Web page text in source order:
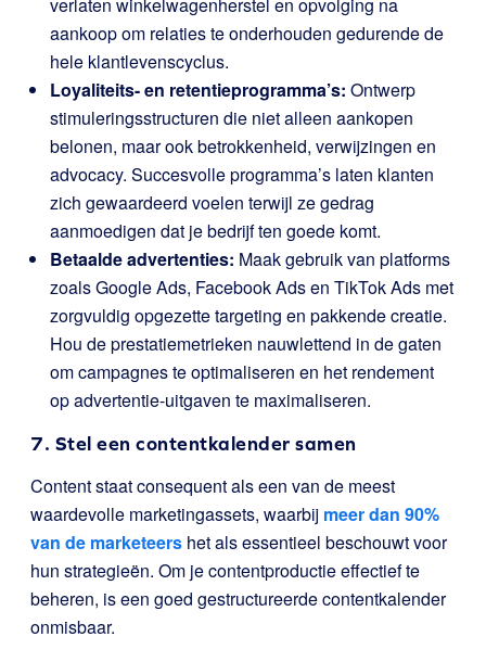
aankoop om relaties te onderhouden gedurende de
hele klantlevenscyclus.
Loyaliteits- en retentieprogramma’s: Ontwerp
stimuleringsstructuren die niet alleen aankopen
belonen, maar ook betrokkenheid, verwijzingen en
advocacy. Succesvolle programma’s laten klanten
zich gewaardeerd voelen terwijl ze gedrag
aanmoedigen dat je bedrijf ten goede komt.
Betaalde advertenties: Maak gebruik van platforms
zoals Google Ads, Facebook Ads en TikTok Ads met
zorgvuldig opgezette targeting en pakkende creatie.
Hou de prestatiemetrieken nauwlettend in de gaten
om campagnes te optimaliseren en het rendement
op advertentie-uitgaven te maximaliseren.
7. Stel een contentkalender samen
Content staat consequent als een van de meest
waardevolle marketingassets, waarbij meer dan 90%
van de marketeers het als essentieel beschouwt voor
hun strategieën. Om je contentproductie effectief te
beheren, is een goed gestructureerde contentkalender
onmisbaar.